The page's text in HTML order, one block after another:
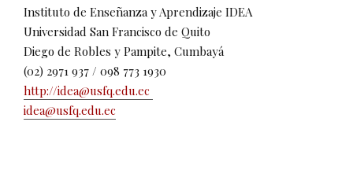
Instituto de Enseñanza y Aprendizaje IDEA
Universidad San Francisco de Quito
Diego de Robles y Pampite, Cumbayá
(02) 2971 937 / 098 773 1930
http://idea@usfq.edu.ec
idea@usfq.edu.ec